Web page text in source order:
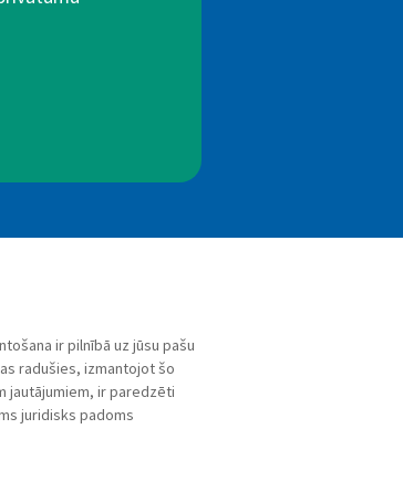
ir pilnībā uz jūsu pašu
radušies, izmantojot šo
jautājumiem, ir paredzēti
juridisks padoms